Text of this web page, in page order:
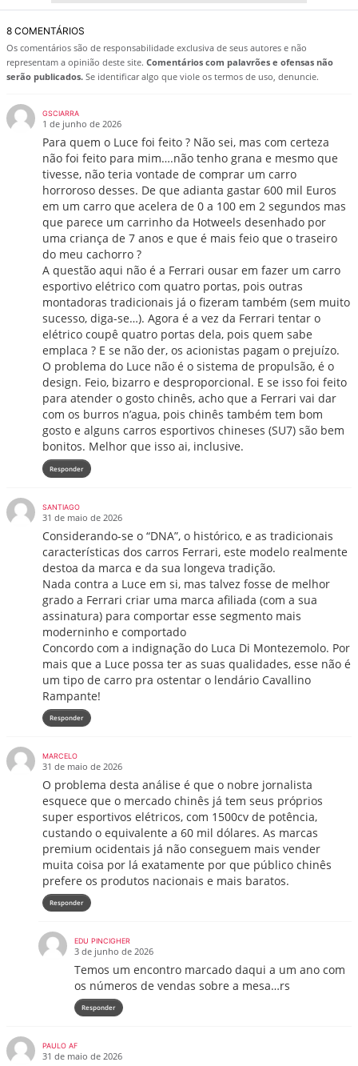
8 COMENTÁRIOS
Os comentários são de responsabilidade exclusiva de seus autores e não
representam a opinião deste site. Comentários com palavrões e ofensas não
serão publicados. Se identificar algo que viole os termos de uso, denuncie.
GSCIARRA
1 de junho de 2026
Para quem o Luce foi feito ? Não sei, mas com certeza
não foi feito para mim….não tenho grana e mesmo que
tivesse, não teria vontade de comprar um carro
horroroso desses. De que adianta gastar 600 mil Euros
em um carro que acelera de 0 a 100 em 2 segundos mas
que parece um carrinho da Hotweels desenhado por
uma criança de 7 anos e que é mais feio que o traseiro
do meu cachorro ?
A questão aqui não é a Ferrari ousar em fazer um carro
esportivo elétrico com quatro portas, pois outras
montadoras tradicionais já o fizeram também (sem muito
sucesso, diga-se…). Agora é a vez da Ferrari tentar o
elétrico coupê quatro portas dela, pois quem sabe
emplaca ? E se não der, os acionistas pagam o prejuízo.
O problema do Luce não é o sistema de propulsão, é o
design. Feio, bizarro e desproporcional. E se isso foi feito
para atender o gosto chinês, acho que a Ferrari vai dar
com os burros n’agua, pois chinês também tem bom
gosto e alguns carros esportivos chineses (SU7) são bem
bonitos. Melhor que isso ai, inclusive.
Responder
SANTIAGO
31 de maio de 2026
Considerando-se o “DNA”, o histórico, e as tradicionais
características dos carros Ferrari, este modelo realmente
destoa da marca e da sua longeva tradição.
Nada contra a Luce em si, mas talvez fosse de melhor
grado a Ferrari criar uma marca afiliada (com a sua
assinatura) para comportar esse segmento mais
moderninho e comportado
Concordo com a indignação do Luca Di Montezemolo. Por
mais que a Luce possa ter as suas qualidades, esse não é
um tipo de carro pra ostentar o lendário Cavallino
Rampante!
Responder
MARCELO
31 de maio de 2026
O problema desta análise é que o nobre jornalista
esquece que o mercado chinês já tem seus próprios
super esportivos elétricos, com 1500cv de potência,
custando o equivalente a 60 mil dólares. As marcas
premium ocidentais já não conseguem mais vender
muita coisa por lá exatamente por que público chinês
prefere os produtos nacionais e mais baratos.
Responder
EDU PINCIGHER
3 de junho de 2026
Temos um encontro marcado daqui a um ano com
os números de vendas sobre a mesa…rs
Responder
PAULO AF
31 de maio de 2026